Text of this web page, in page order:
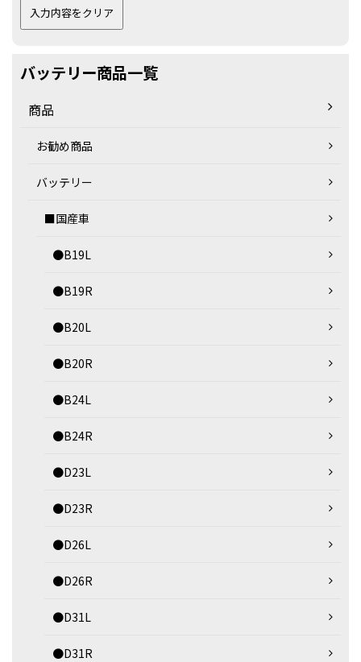
バッテリー商品一覧
商品
お勧め商品
バッテリー
■国産車
●B19L
●B19R
●B20L
●B20R
●B24L
●B24R
●D23L
●D23R
●D26L
●D26R
●D31L
●D31R